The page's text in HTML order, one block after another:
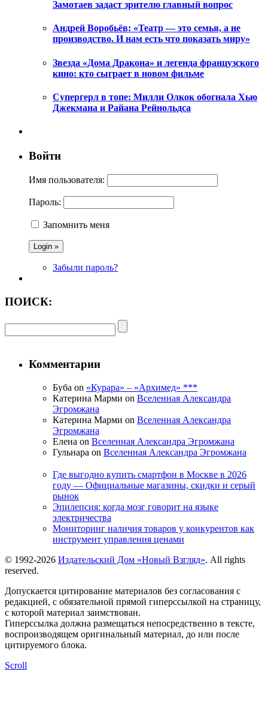
Замотаев задаст зрителю главный вопрос
Андрей Воробьёв: «Театр — это семья, а не
производство. И нам есть что показать миру»
Звезда «Дома Дракона» и легенда французского
кино: кто сыграет в новом фильме
Супергерл в топе: Милли Олкок обогнала Хью
Джекмана и Райана Рейнольдса
Войти
Имя пользователя:
Пароль:
Запомнить меня
Забыли пароль?
ПОИСК:
Комментарии
Буба on «Курара» – «Архимед» ***
Катерина Марми on Вселенная Александра
Эгромжана
Катерина Марми on Вселенная Александра
Эгромжана
Елена on Вселенная Александра Эгромжана
Гульнара on Вселенная Александра Эгромжана
Где выгодно купить смартфон в Москве в 2026
году — Официальные магазины, скидки и серый
рынок
Эпилепсия: когда мозг говорит на языке
электричества
Мониторинг наличия товаров у конкурентов как
инструмент управления ценами
© 1992-2026 Издательский Дом «Новый Взгляд». All rights
reserved.
Допускается цитирование материалов без согласования с
редакцией, с обязательной прямой гиперссылкой на страницу,
с которой материал заимствован.
Гиперссылка должна размещаться непосредственно в тексте,
воспроизводящем оригинальный материал, до или после
цитируемого блока.
Scroll